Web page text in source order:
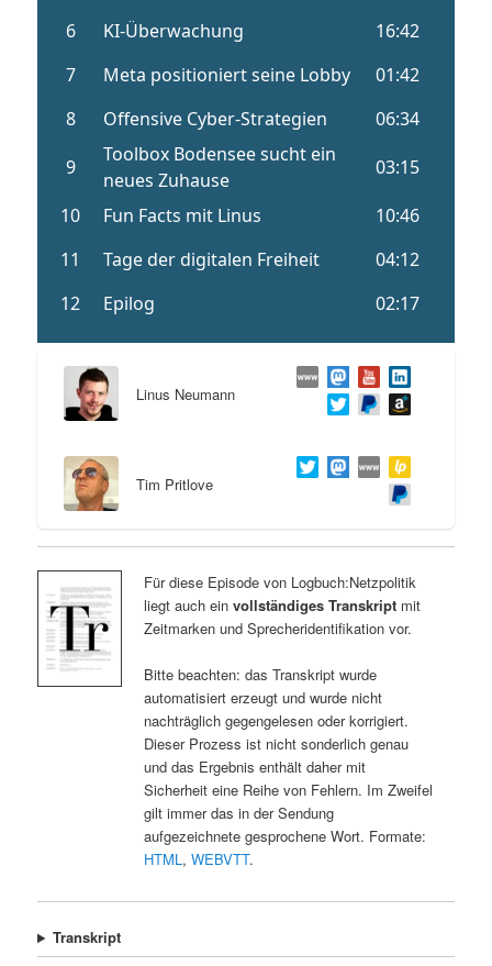
Linus Neumann
Tim Pritlove
Für diese Episode von Logbuch:Netzpolitik
liegt auch ein vollständiges Transkriptmit
Zeitmarken und Sprecheridentifikation vor.
Bitte beachten: das Transkript wurde
automatisiert erzeugt und wurde nicht
nachträglich gegengelesen oder korrigiert.
Dieser Prozess ist nicht sonderlich genau
und das Ergebnis enthält daher mit
Sicherheit eine Reihe von Fehlern. Im Zweifel
gilt immer das in der Sendung
aufgezeichnete gesprochene Wort. Formate:
HTML, WEBVTT.
Transkript